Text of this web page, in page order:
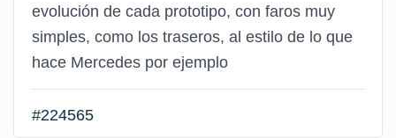
evolución de cada prototipo, con faros muy
simples, como los traseros, al estilo de lo que
hace Mercedes por ejemplo
#224565